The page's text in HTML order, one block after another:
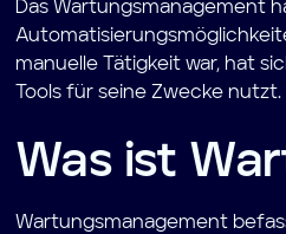
Das Wartungsmanagement
manuelle Tätigkeit war, hat
Tools für seine Zwecke nutzt.
Was ist
Wartungsmanagement